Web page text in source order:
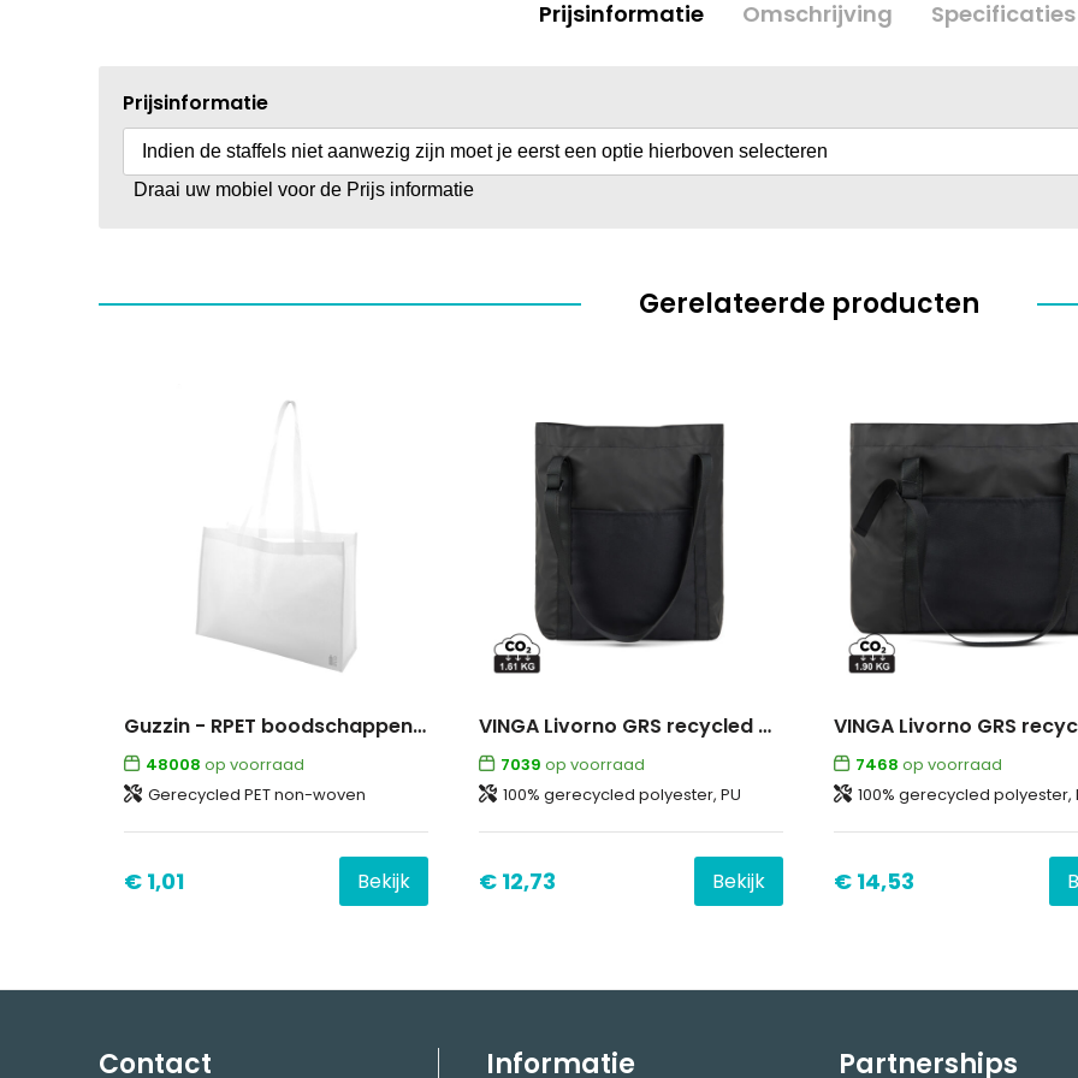
Prijsinformatie Omschrijving Specificaties
Prijsinformatie
Indien de staffels niet aanwezig zijn moet je eerst een optie hierboven selecteren
Draai uw mobiel voor de Prijs informatie
Gerelateerde producten
Guzzin - RPET boodschappentas
48008 op voorraad
Gerecycled PET non-woven
€ 1,01 Bekijk
VINGA Livorno GRS recycled polyester draagtas
7039 op voorraad
100% gerecycled polyester, PU
€ 12,73 Bekijk
7468 op voorraad
100% gerecycled polyester,
€ 14,53
Contact Informatie Partnerships